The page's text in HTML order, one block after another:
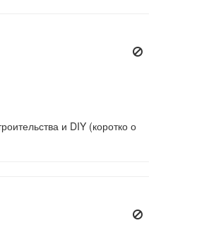
и DIY (коротко о